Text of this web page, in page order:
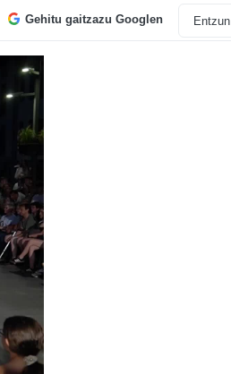
Gehitu gaitzazu Googlen Entzun